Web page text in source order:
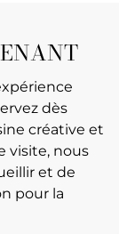
dès
créative et
visite, nous
et de
pour la